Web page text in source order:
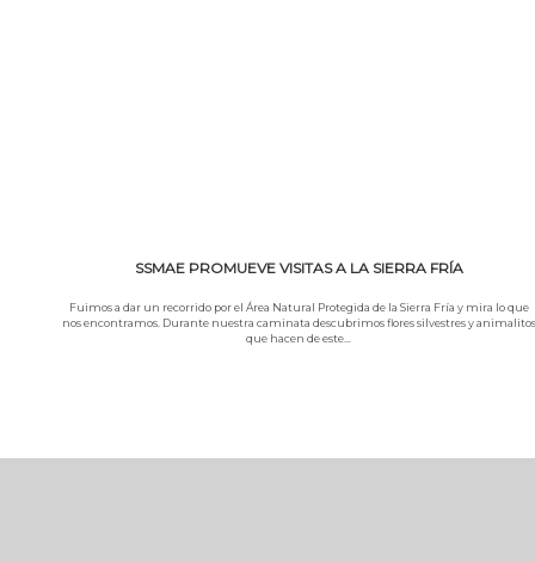
SSMAE PROMUEVE VISITAS A LA SIERRA FRÍA
Fuimos a dar un recorrido por el Área Natural Protegida de la Sierra Fría y mira lo que
nos encontramos. Durante nuestra caminata descubrimos flores silvestres y animalitos
que hacen de este…